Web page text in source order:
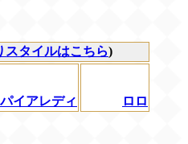
スタイルはこちら)
イアレディ ロロ